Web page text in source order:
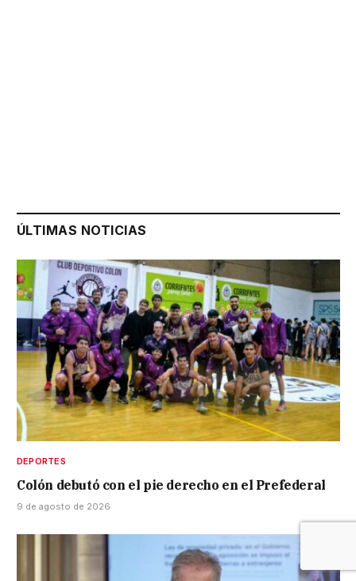
ÚLTIMAS NOTICIAS
DEPORTES
Colón debutó con el pie derecho en el Prefederal
9 de agosto de 2026